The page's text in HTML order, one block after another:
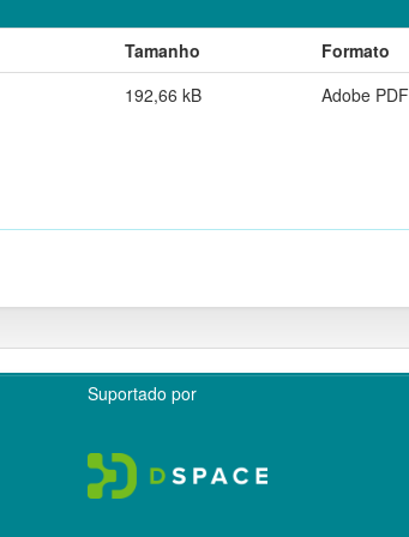
Tamanho
Formato
192,66 kB Adobe PDF
Suportado por